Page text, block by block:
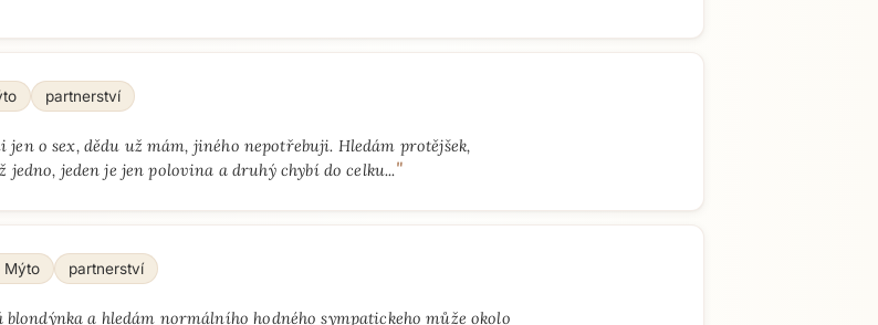
partnerství
jen o sex, dědu už mám, jiného nepotřebuji. Hledám protějšek,
jedno, jeden je jen polovina a druhý chybí do celku..."
Mýto partnerství
blondýnka a hledám normálního hodného sympatickeho může okolo